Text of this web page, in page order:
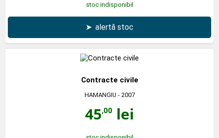
stoc indisponibil
➤ alertă stoc
Contracte civile
HAMANGIU - 2007
45,00 lei